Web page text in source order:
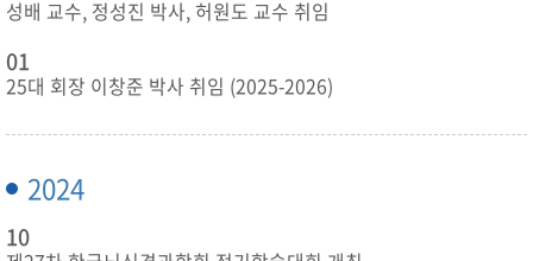
성배 교수, 정성진 박사, 허원도 교수 취임
01
25대 회장 이창준 박사 취임 (2025-2026)
2024
10